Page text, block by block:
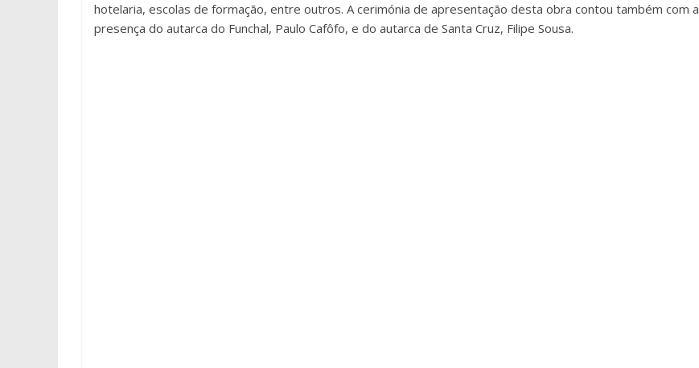
hotelaria, escolas de formação, entre outros. A cerimónia de apresentação desta obra contou também com a
presença do autarca do Funchal, Paulo Cafôfo, e do autarca de Santa Cruz, Filipe Sousa.